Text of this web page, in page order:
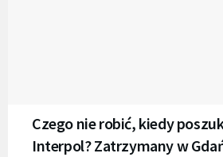
Czego nie robić, kiedy
Interpol? Zatrzymany w